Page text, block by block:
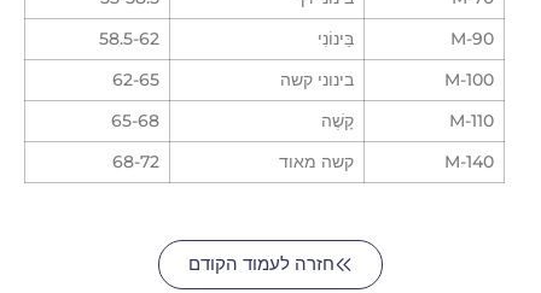
M-90
בֵּינוֹנִי
58.5-62
M-100
בינוני קשה
62-65
M-110
קָשֶׁה
65-68
M-140
קשה מאוד 68-72
חזרה לעמוד הקודם